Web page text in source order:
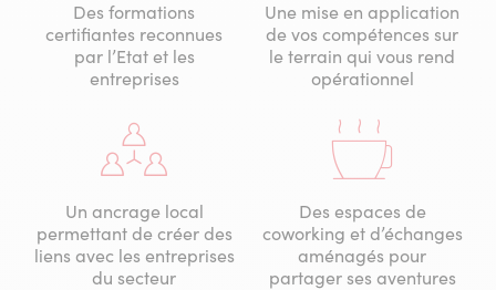
Des formations
certifiantes reconnues
par l’Etat et les
entreprises
Une mise en application
de vos compétences sur
le terrain qui vous rend
opérationnel
Un ancrage local
permettant de créer des
liens avec les entreprises
du secteur
Des espaces de
coworking et d’échanges
aménagés pour
partager ses aventures